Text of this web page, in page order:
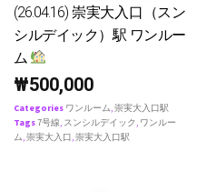
(26.04.16) 崇実大入口（スン
シルデイック）駅 ワンルー
ム
₩500,000
Categories ワンルーム,崇実大入口駅
Tags7号線, スンシルデイック , ワンルー
ム,崇実大入口,崇実大入口駅